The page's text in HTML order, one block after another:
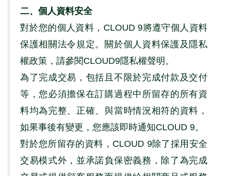
二、個人資料安全
對於您的個人資料， CLOUD 9將遵守個人資料
保護相關法令規定。關於個人資料保護及隱私
權政策，請參閱CLOUD9隱私權聲明。
為了完成交易，包括且不限於完成付款及交付
等，您必須擔保在訂購過程中所留存的所有資
料均為完整、正確、與當時情況相符的資料，
如果事後有變更，您應該即時通知CLOUD 9。
對於您所留存的資料， CLOUD 9除了採用安全
交易模式外，並承諾負保密義務，除了為完成